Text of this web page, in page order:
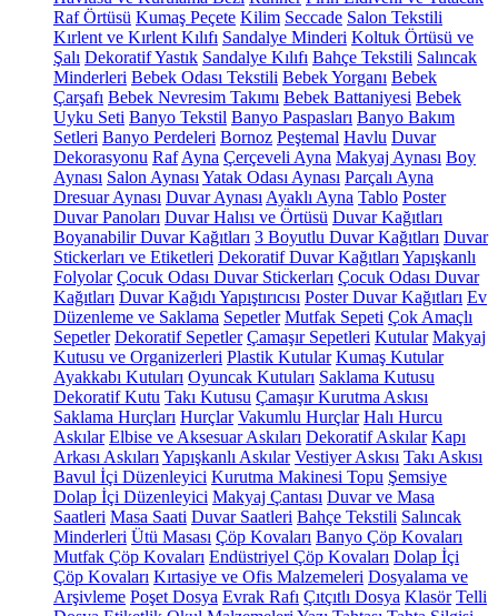
Raf Örtüsü Kumaş Peçete Kilim Seccade Salon Tekstili
Kırlent ve Kırlent Kılıfı Sandalye Minderi Koltuk Örtüsü ve
Şalı Dekoratif Yastık Sandalye Kılıfı Bahçe Tekstili Salıncak
Minderleri Bebek Odası Tekstili Bebek Yorganı Bebek
Çarşafı Bebek Nevresim Takımı Bebek Battaniyesi Bebek
Uyku Seti Banyo Tekstil Banyo Paspasları Banyo Bakım
Setleri Banyo Perdeleri Bornoz Peştemal Havlu Duvar
Dekorasyonu Raf Ayna Çerçeveli Ayna Makyaj Aynası Boy
Aynası Salon Aynası Yatak Odası Aynası Parçalı Ayna
Dresuar Aynası Duvar Aynası Ayaklı Ayna Tablo Poster
Duvar Panoları Duvar Halısı ve Örtüsü Duvar Kağıtları
Boyanabilir Duvar Kağıtları 3 Boyutlu Duvar Kağıtları Duvar
Stickerları ve Etiketleri Dekoratif Duvar Kağıtları Yapışkanlı
Folyolar Çocuk Odası Duvar Stickerları Çocuk Odası Duvar
Kağıtları Duvar Kağıdı Yapıştırıcısı Poster Duvar Kağıtları Ev
Düzenleme ve Saklama Sepetler Mutfak Sepeti Çok Amaçlı
Sepetler Dekoratif Sepetler Çamaşır Sepetleri Kutular Makyaj
Kutusu ve Organizerleri Plastik Kutular Kumaş Kutular
Ayakkabı Kutuları Oyuncak Kutuları Saklama Kutusu
Dekoratif Kutu Takı Kutusu Çamaşır Kurutma Askısı
Saklama Hurçları Hurçlar Vakumlu Hurçlar Halı Hurcu
Askılar Elbise ve Aksesuar Askıları Dekoratif Askılar Kapı
Arkası Askıları Yapışkanlı Askılar Vestiyer Askısı Takı Askısı
Bavul İçi Düzenleyici Kurutma Makinesi Topu Şemsiye
Dolap İçi Düzenleyici Makyaj Çantası Duvar ve Masa
Saatleri Masa Saati Duvar Saatleri Bahçe Tekstili Salıncak
Minderleri Ütü Masası Çöp Kovaları Banyo Çöp Kovaları
Mutfak Çöp Kovaları Endüstriyel Çöp Kovaları Dolap İçi
Çöp Kovaları Kırtasiye ve Ofis Malzemeleri Dosyalama ve
Arşivleme Poşet Dosya Evrak Rafı Çıtçıtlı Dosya Klasör Telli